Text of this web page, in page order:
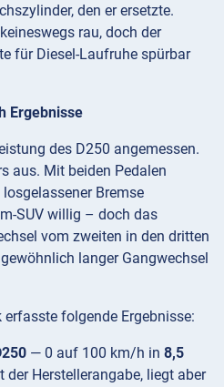
den er ersetzte.
rau, doch der
für Diesel-Laufruhe spürbar
Ergebnisse
des D250 angemessen.
aus. Mit beiden Pedalen
Bremse
SUV willig – doch das
vom zweiten in den dritten
langer Gangwechsel
folgende Ergebnisse:
— 0 auf 100 km/h in 8,5
der Herstellerangabe, liegt aber